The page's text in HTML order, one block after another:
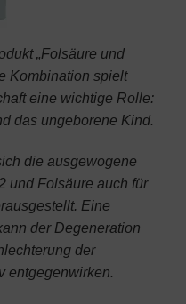
„Folsäure und
Kombination spielt
eine wichtige Rolle:
das ungeborene Kind.
die ausgewogene
und Folsäure auch für
Eine
der Degeneration
der
entgegenwirken.